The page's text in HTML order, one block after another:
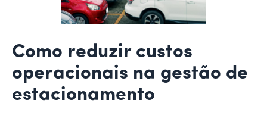
Como reduzir custos
operacionais na gestão de
estacionamento